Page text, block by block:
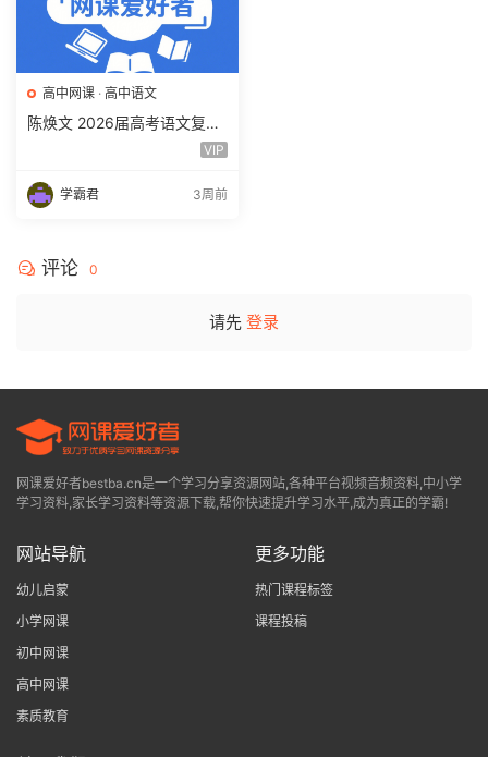
高中网课 · 高中语文
陈焕文 2026届高考语文复习
网课 高三语文 一二三轮视频
VIP
学霸君 3周前
评论 0
请先 登录
网课爱好者bestba.cn是一个学习分享资源网站,各种平台视频音频资料,中小学
学习资料,家长学习资料等资源下载,帮你快速提升学习水平,成为真正的学霸!
网站导航
幼儿启蒙
小学网课
初中网课
高中网课
素质教育
更多功能
热门课程标签
课程投稿